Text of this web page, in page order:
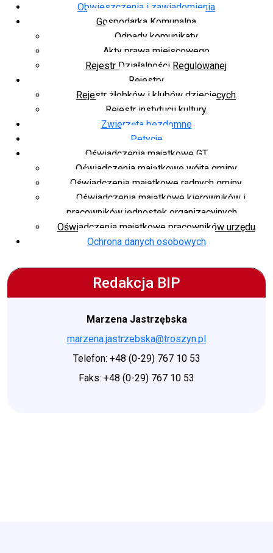
Obwieszczenia i zawiadomienia
Gospodarka Komunalna
Odpady komunikaty
Akty prawa miejscowego
Rejestr Działalności Regulowanej
Rejestry
Rejestr żłobków i klubów dziecięcych
Rejestr instytucji kultury
Zwierzęta bezdomne
Petycje
Oświadczenia majątkowe GT
Oświadczenia majątkowe wójta gminy
Oświadczenia majątkowe radnych gminy
Oświadczenia majątkowe kierowników i
pracowników jednostek organizacyjnych
Oświadczenia majątkowe pracowników urzędu
Ochrona danych osobowych
Redakcja BIP
Marzena Jastrzębska
marzena.jastrzebska@troszyn.pl
Telefon: +48 (0-29) 767 10 53
Faks: +48 (0-29) 767 10 53